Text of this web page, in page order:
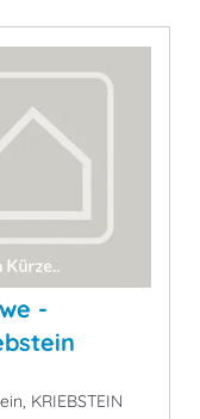
-
KRIEBSTEIN